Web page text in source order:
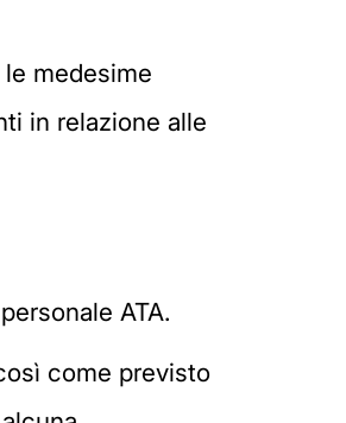
medesime
in relazione alle
ATA.
come previsto